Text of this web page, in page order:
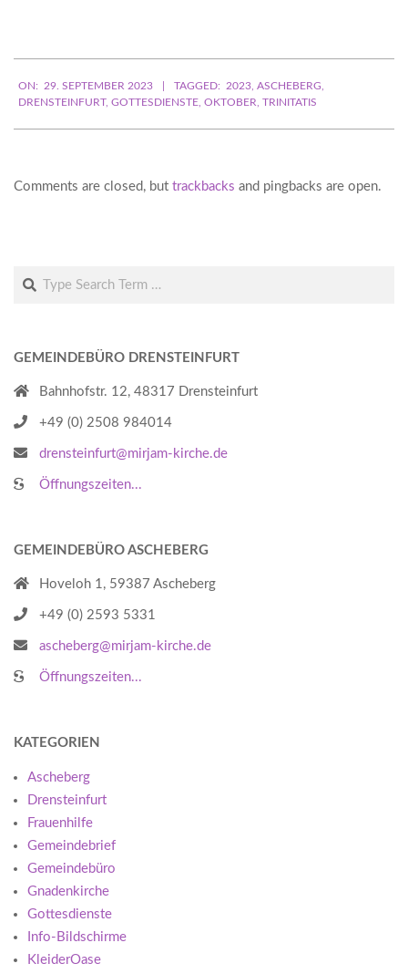
09-
ON: 29. SEPTEMBER 2023 TAGGED: 2023 ASCHEBERG
DRENSTEINFURT, GOTTESDIENSTE OKTOBER TRINITATIS
Comments are closed, but trackbacks and pingbacks are open.
GEMEINDEBÜRO DRENSTEINFURT
Bahnhofstr. 12, 48317 Drensteinfurt
+49 (0) 2508 984014
drensteinfurt@mirjam-kirche.de
Öffnungszeiten...
GEMEINDEBÜRO ASCHEBERG
Hoveloh 1, 59387 Ascheberg
+49 (0) 2593 5331
ascheberg@mirjam-kirche.de
Öffnungszeiten...
KATEGORIEN
Ascheberg
Drensteinfurt
Frauenhilfe
Gemeindebrief
Gemeindebüro
Gnadenkirche
Gottesdienste
Info-Bildschirme
KleiderOase